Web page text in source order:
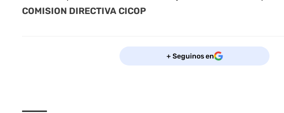
COMISION DIRECTIVA CICOP
+ Seguinos en